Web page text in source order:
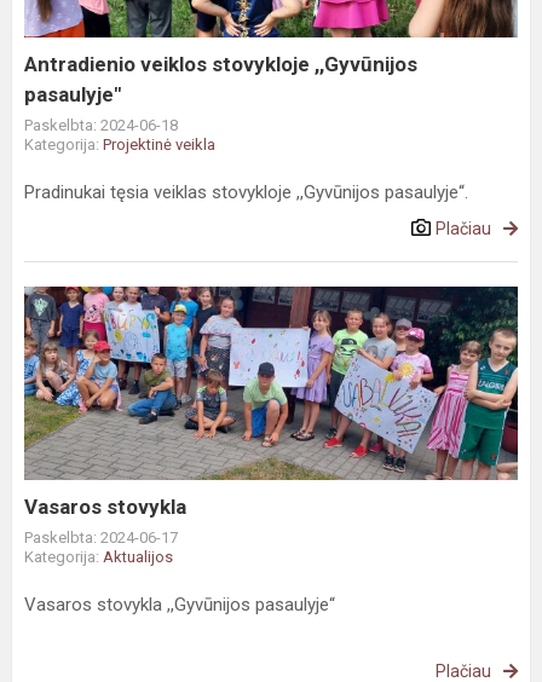
Antradienio veiklos stovykloje ,,Gyvūnijos
pasaulyje"
Paskelbta: 2024-06-18
Kategorija: Projektinė veikla
Pradinukai tęsia veiklas stovykloje ,,Gyvūnijos pasaulyje“.
Plačiau
Vasaros
stovykla
Vasaros stovykla
Paskelbta: 2024-06-17
Kategorija: Aktualijos
Vasaros stovykla ,,Gyvūnijos pasaulyje“
Plačiau